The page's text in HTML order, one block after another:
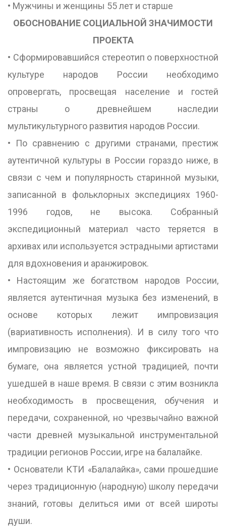
• Мужчины и женщины 55 лет и старше
ОБОСНОВАНИЕ СОЦИАЛЬНОЙ ЗНАЧИМОСТИ
ПРОЕКТА
• Сформировавшийся стереотип о поверхностной
культуре народов России необходимо
опровергать, просвещая население и гостей
страны о древнейшем наследии
мультикультурного развития народов России.
• По сравнению с другими странами, престиж
аутентичной культуры в России гораздо ниже, в
связи с чем и популярность старинной музыки,
записанной в фольклорных экспедициях 1960-
1996 годов, не высока. Собранный
экспедиционный материал часто теряется в
архивах или используется эстрадными артистами
для вдохновения и аранжировок.
• Настоящим же богатством народов России,
является аутентичная музыка без изменений, в
основе которых лежит импровизация
(вариативность исполнения). И в силу того что
импровизацию не возможно фиксировать на
бумаге, она является устной традицией, почти
ушедшей в наше время. В связи с этим возникла
необходимость в просвещения, обучения и
передачи, сохраненной, но чрезвычайно важной
части древней музыкальной инструментальной
традиции регионов России, игре на балалайке.
• Основатели КТИ «Балалайка», сами прошедшие
через традиционную (народную) школу передачи
знаний, готовы делиться ими от всей широты
души.